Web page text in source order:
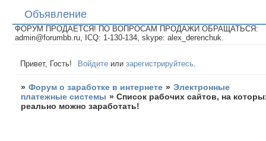
Объявление
ФОРУМ ПРОДАЕТСЯ! ПО ВОПРОСАМ ПРОДАЖИ ОБРАЩАТЬСЯ:
admin@forumbb.ru, ICQ: 1-130-134, skype: alex_derenchuk.
Привет, Гость! Войдите илизарегистрируйтесь
» Форум о заработке в интернете » Электронные
платежные системы »Список рабочих сайтов, на
реально можно заработать!